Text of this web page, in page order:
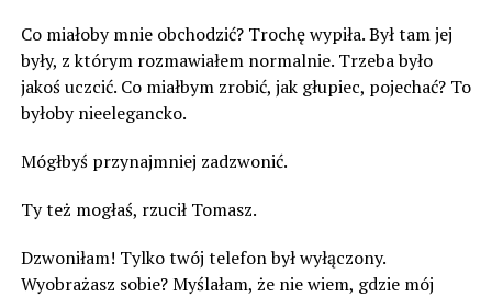
Co miałoby mnie obchodzić? Trochę wypiła. Był tam jej
były, z którym rozmawiałem normalnie. Trzeba było
jakoś uczcić. Co miałbym zrobić, jak głupiec, pojechać? To
byłoby nieelegancko.
Mógłbyś przynajmniej zadzwonić.
Ty też mogłaś, rzucił Tomasz.
Dzwoniłam! Tylko twój telefon był wyłączony.
Wyobrażasz sobie? Myślałam, że nie wiem, gdzie mój